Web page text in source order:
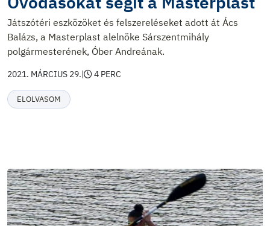
Játszótéri eszközöket és felszereléseket adott át Ács
Balázs, a Masterplast alelnöke Sárszentmihály
polgármesterének, Óber Andreának.
2021. MÁRCIUS 29.| 4 PERC
ELOLVASOM